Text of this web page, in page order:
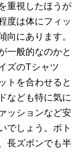
重視したほうが
度は体にフィッ
向にあります。
一般的なのかと
ズのTシャツ
トを合わせると
なども特に気に
ッションなど安
でしょう。ボト
長ズボンでも半